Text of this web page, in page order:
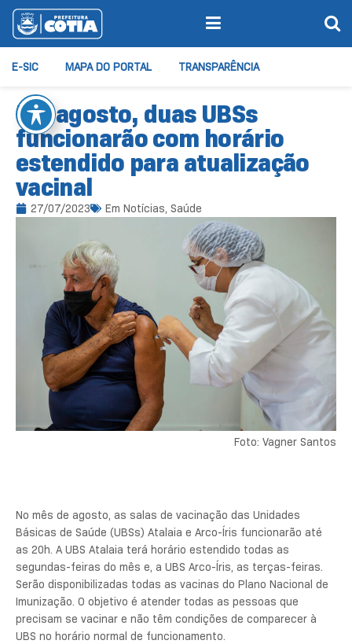
E-SIC MAPA DO PORTAL TRANSPARÊNCIA
Em agosto, duas UBSs
funcionarão com horário
estendido para atualização
vacinal
27/07/2023 Em Notícias, Saúde
Foto: Vagner Santos
No mês de agosto, as salas de vacinação das Unidades
Básicas de Saúde (UBSs) Atalaia e Arco-Íris funcionarão até
as 20h. A UBS Atalaia terá horário estendido todas as
segundas-feiras do mês e, a UBS Arco-Íris, as terças-feiras.
Serão disponibilizadas todas as vacinas do Plano Nacional de
Imunização. O objetivo é atender todas as pessoas que
precisam se vacinar e não têm condições de comparecer à
UBS no horário normal de funcionamento.